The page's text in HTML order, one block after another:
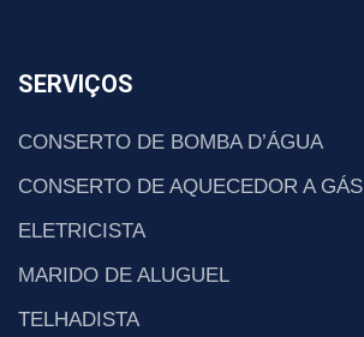
SERVIÇOS
CONSERTO DE BOMBA D’ÁGUA
CONSERTO DE AQUECEDOR A GÁS
ELETRICISTA
MARIDO DE ALUGUEL
TELHADISTA